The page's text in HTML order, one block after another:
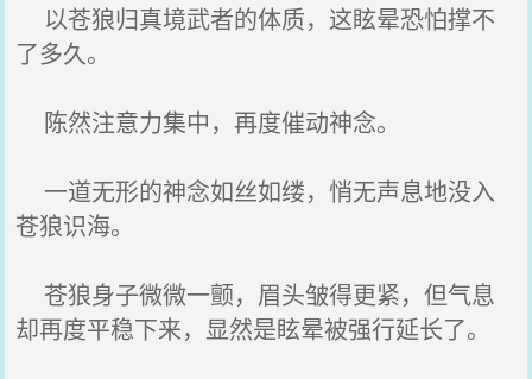
以苍狼归真境武者的体质，这眩晕恐怕撑不
了多久。
陈然注意力集中，再度催动神念。
一道无形的神念如丝如缕，悄无声息地没入
苍狼识海。
苍狼身子微微一颤，眉头皱得更紧，但气息
却再度平稳下来，显然是眩晕被强行延长了。